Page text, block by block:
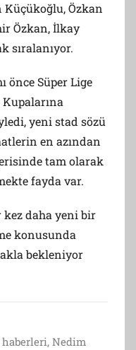
Küçükoğlu, Özkan
Özkan, İlkay
sıralanıyor.
önce Süper Lige
Kupalarına
yeni stad sözü
en azından
tam olarak
fayda var.
kez daha yeni bir
konusunda
bekleniyor
, Nedim